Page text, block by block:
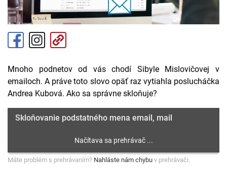
Mnoho podnetov od vás chodí Sibyle Mislovičovej v
emailoch. A práve toto slovo opäť raz vytiahla poslucháčka
Andrea Kubová. Ako sa správne skloňuje?
Skloňovanie podstatného mena email, mail
Máte problém s prehrávaním? Nahláste nám chybu v prehrávači.